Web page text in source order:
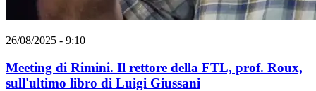
26/08/2025 - 9:10
Meeting di Rimini. Il rettore della FTL, prof. Roux,
sull'ultimo libro di Luigi Giussani